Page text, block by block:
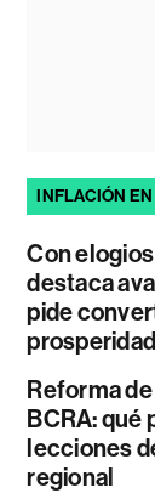
INFLACIÓN
Con
destaca
pide
Reforma
BCRA: qué
lecciones
regional